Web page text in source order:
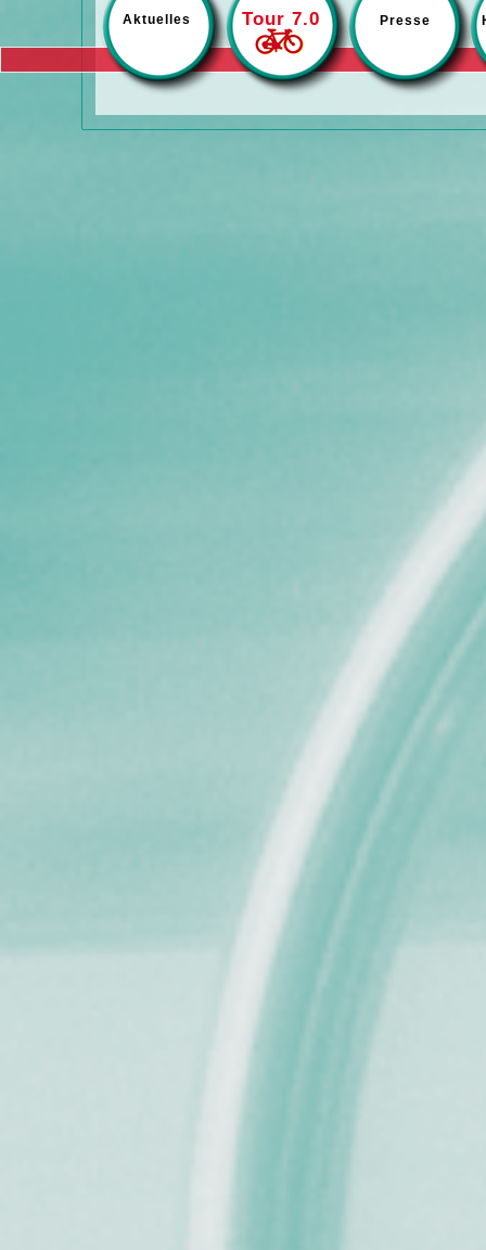
Presse
Tour 7.0
Aktuelles